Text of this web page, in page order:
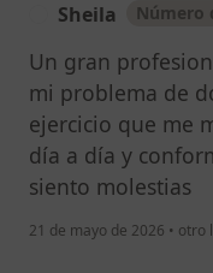
Sheila Número
Un gran
mi problema de
ejercicio que me
día a día y
siento molestias
21 de mayo de 2026 • otro